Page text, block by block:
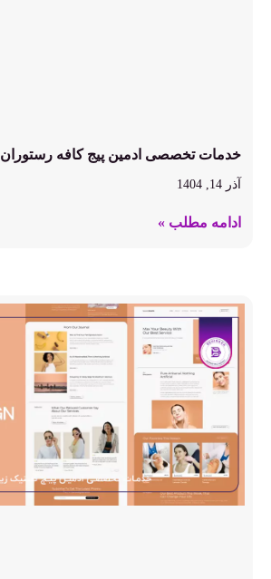
خدمات تخصصی ادمین پیج کافه رستوران
آذر 14, 1404
ادامه مطلب »